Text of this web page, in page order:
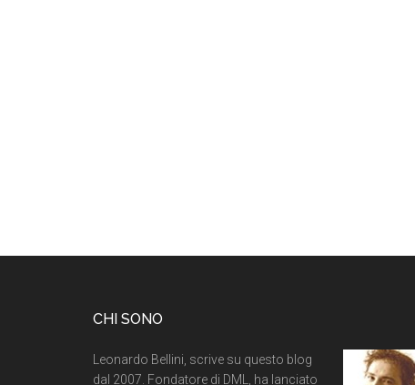
CHI SONO
Leonardo Bellini, scrive su questo blog
dal 2007. Fondatore di DML, ha lanciato